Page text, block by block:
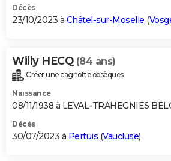
Décès
23/10/2023 à Châtel-sur-Moselle (
Willy HECQ (84 ans)
Créer une cagnotte obsèques
Naissance
08/11/1938 à LEVAL-TRAHEGNIES
Décès
30/07/2023 à Pertuis (Vaucluse)